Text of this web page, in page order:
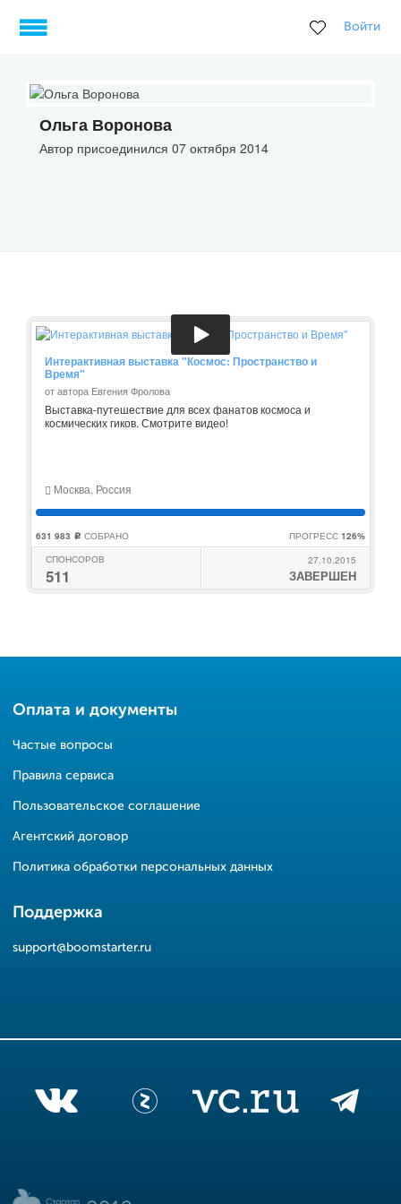
Войти
Ольга Воронова
Автор присоединился 07 октября 2014
Интерактивная выставка "Космос: Пространство и
Время"
от автора Евгения Фролова
Выставка-путешествие для всех фанатов космоса и
космических гиков. Смотрите видео!
Москва, Россия
631 983 c СОБРАНО ПРОГРЕСС 126%
СПОНСОРОВ
511
27.10.2015
ЗАВЕРШЕН
Оплата и документы
Частые вопросы
Правила сервиса
Пользовательское соглашение
Агентский договор
Политика обработки персональных данных
Поддержка
support@boomstarter.ru